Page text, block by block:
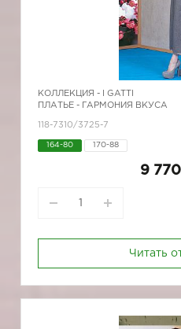
КОЛЛЕКЦИЯ -
I GATTI
ПЛАТЬЕ - ГАРМОНИЯ ВКУСА
118-7310/3725-7
164-80 170-88
9
Читать